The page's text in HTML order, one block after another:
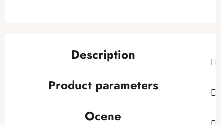
Description
Product parameters
Ocene